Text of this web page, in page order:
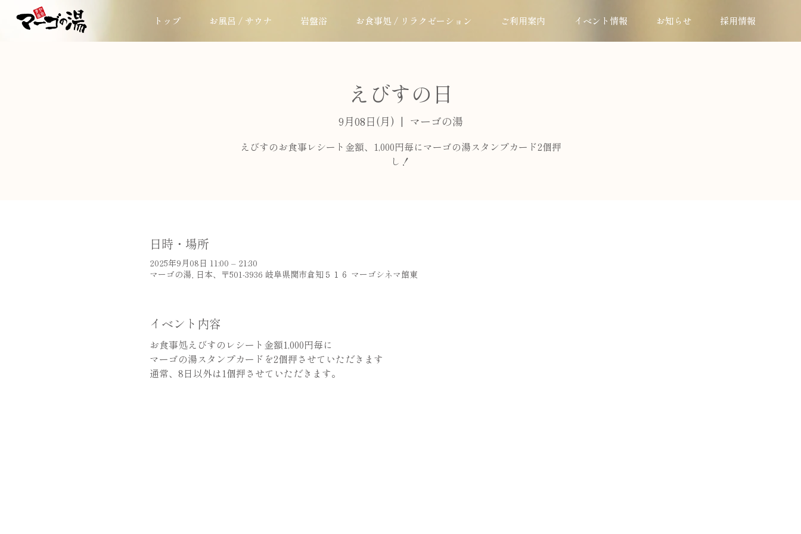
トップ お風呂 / サウナ 岩盤浴 お食事処 / リラクゼーション ご利用案内 イベント情報 お知らせ 採用情報
えびすの日
9月08日(月)
  |
マーゴの湯
えびすのお食事レシート金額、1,000円毎にマーゴの湯スタンプカード2個押
し！
日時・場所
2025年9月08日 11:00 – 21:30
マーゴの湯, 日本、〒501-3936 岐阜県関市倉知５１６ マーゴシネマ館東
イベント内容
お食事処えびすのレシート金額1,000円毎に
マーゴの湯スタンプカードを2個押させていただきます
通常、8日以外は1個押させていただきます。